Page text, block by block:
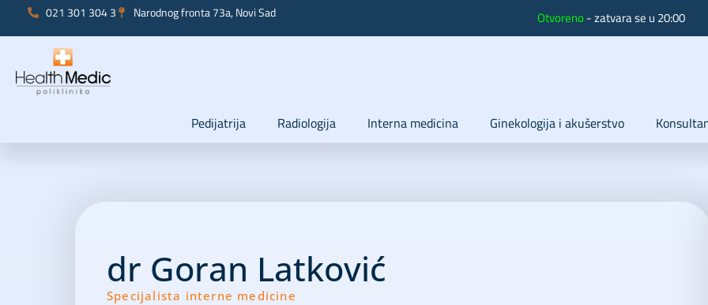
021 301 304 3 Narodnog fronta 73a, Novi Sad Otvoreno- zatvara se u 20:00
Pedijatrija Radiologija Interna medicina Ginekologija i akušerstvo
dr Goran Latković
Specijalista interne medicine